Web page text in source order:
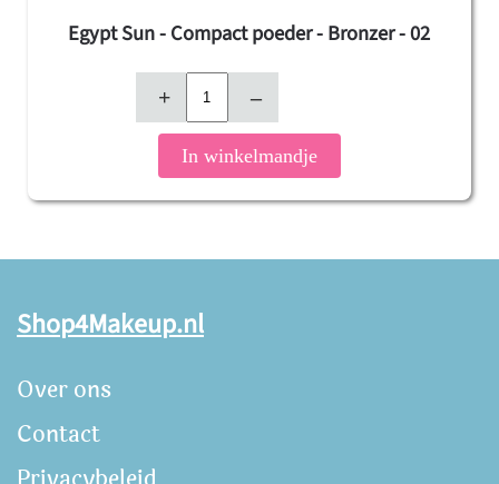
Egypt Sun - Compact poeder - Bronzer - 02
+ –
In winkelmandje
Shop4Makeup.nl
Over ons
Contact